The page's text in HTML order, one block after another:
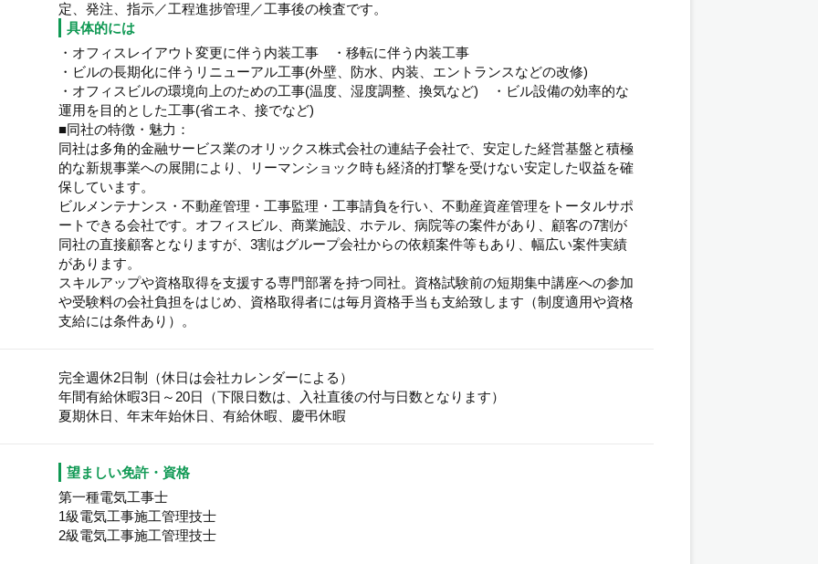
定、発注、指示／工程進捗管理／工事後の検査です。
具体的には
・オフィスレイアウト変更に伴う内装工事 ・移転に伴う内装工事
・ビルの長期化に伴うリニューアル工事(外壁、防水、内装、エントランスなどの改修)
・オフィスビルの環境向上のための工事(温度、湿度調整、換気など) ・ビル設備の効率的な
運用を目的とした工事(省エネ、接でなど)
■同社の特徴・魅力：
同社は多角的金融サービス業のオリックス株式会社の連結子会社で、安定した経営基盤と積極
的な新規事業への展開により、リーマンショック時も経済的打撃を受けない安定した収益を確
保しています。
ビルメンテナンス・不動産管理・工事監理・工事請負を行い、不動産資産管理をトータルサポ
ートできる会社です。オフィスビル、商業施設、ホテル、病院等の案件があり、顧客の7割が
同社の直接顧客となりますが、3割はグループ会社からの依頼案件等もあり、幅広い案件実績
があります。
スキルアップや資格取得を支援する専門部署を持つ同社。資格試験前の短期集中講座への参加
や受験料の会社負担をはじめ、資格取得者には毎月資格手当も支給致します（制度適用や資格
支給には条件あり）。
完全週休2日制（休日は会社カレンダーによる）
年間有給休暇3日～20日（下限日数は、入社直後の付与日数となります）
夏期休日、年末年始休日、有給休暇、慶弔休暇
望ましい免許・資格
第一種電気工事士
1級電気工事施工管理技士
2級電気工事施工管理技士